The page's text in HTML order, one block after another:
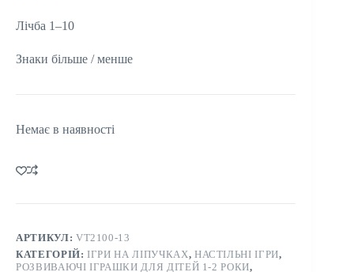
Лічба 1–10
Знаки більше / менше
Немає в наявності
АРТИКУЛ: VT2100-13
КАТЕГОРІЙ: ІГРИ НА ЛІПУЧКАХ, НАСТІЛЬНІ ІГРИ,
РОЗВИВАЮЧІ ІГРАШКИ ДЛЯ ДІТЕЙ 1-2 РОКИ,